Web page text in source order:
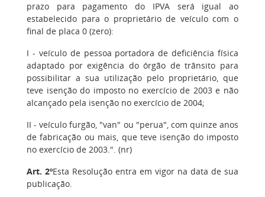
prazo para pagamento do IPVA será igual ao
estabelecido para o proprietário de veículo com o
final de placa 0 (zero):
I - veículo de pessoa portadora de deficiência física
adaptado por exigência do órgão de trânsito para
possibilitar a sua utilização pelo proprietário, que
teve isenção do imposto no exercício de 2003 e não
alcançado pela isenção no exercício de 2004;
II - veículo furgão, "van" ou "perua", com quinze anos
de fabricação ou mais, que teve isenção do imposto
no exercício de 2003.". (nr)
Art. 2ºEsta Resolução entra em vigor na data de sua
publicação.